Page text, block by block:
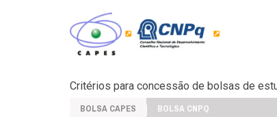
Critérios para concessão de bolsas de
BOLSA CAPES BOLSA CNPQ